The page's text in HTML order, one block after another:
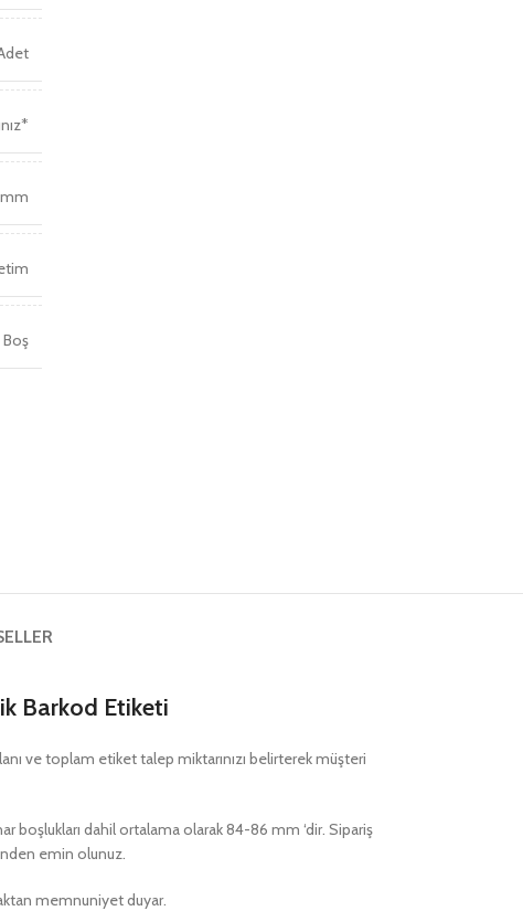
Boş
Barkod Etiketi
ve toplam etiket talep miktarınızı belirterek müşteri
boşlukları dahil ortalama olarak 84-86 mm ‘dir. Sipariş
emin olunuz.
memnuniyet duyar.